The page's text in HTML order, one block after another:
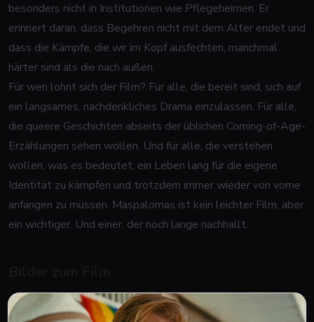
besonders nicht in Institutionen wie Pflegeheimen. Er
erinnert daran, dass Begehren nicht mit dem Alter endet und
dass die Kämpfe, die wir im Kopf ausfechten, manchmal
härter sind als die nach außen.
Für wen lohnt sich der Film? Für alle, die bereit sind, sich auf
ein langsames, nachdenkliches Drama einzulassen. Für alle,
die queere Geschichten abseits der üblichen Coming-of-Age-
Erzählungen sehen wollen. Und für alle, die verstehen
wollen, was es bedeutet, ein Leben lang für die eigene
Identität zu kämpfen und trotzdem immer wieder von vorne
anfangen zu müssen. Maspalomas ist kein leichter Film, aber
ein wichtiger. Und einer, der noch lange nachhallt.